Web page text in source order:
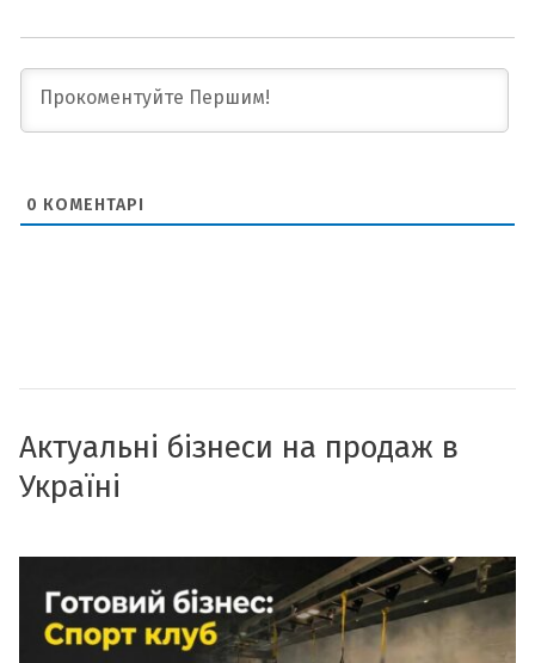
0 КОМЕНТАРІ
Актуальні бізнеси на продаж в
Україні